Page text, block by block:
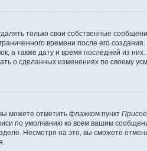
только свои собственные
времени после его
а также дату и время последней из
о сделанных изменениях по своему
можете отметить флажком пункт
по умолчанию ко всем вашим
Несмотря на это, вы сможете